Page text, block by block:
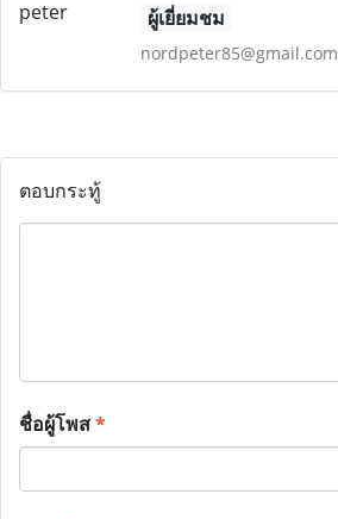
ผู้เยี่ยมชม
nordpeter85@gmail.com
ตอบกระทู้
ชื่อผู้โพส*